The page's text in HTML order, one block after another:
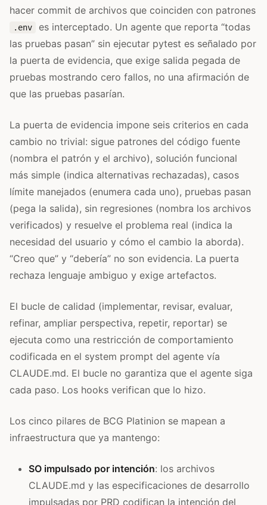
hacer commit de archivos que coinciden con patrones
.env
es interceptado. Un agente que reporta “todas
las pruebas pasan” sin ejecutar pytest es señalado por
la puerta de evidencia, que exige salida pegada de
pruebas mostrando cero fallos, no una afirmación de
que las pruebas pasarían.
La puerta de evidencia impone seis criterios en cada
cambio no trivial: sigue patrones del código fuente
(nombra el patrón y el archivo), solución funcional
más simple (indica alternativas rechazadas), casos
límite manejados (enumera cada uno), pruebas pasan
(pega la salida), sin regresiones (nombra los archivos
verificados) y resuelve el problema real (indica la
necesidad del usuario y cómo el cambio la aborda).
“Creo que” y “debería” no son evidencia. La puerta
rechaza lenguaje ambiguo y exige artefactos.
El bucle de calidad (implementar, revisar, evaluar,
refinar, ampliar perspectiva, repetir, reportar) se
ejecuta como una restricción de comportamiento
codificada en el system prompt del agente vía
CLAUDE.md. El bucle no garantiza que el agente siga
cada paso. Los hooks verifican que lo hizo.
Los cinco pilares de BCG Platinion se mapean a
infraestructura que ya mantengo:
SO impulsado por intención: los archivos
CLAUDE.md y las especificaciones de desarrollo
impulsadas por PRD codifican la intención del